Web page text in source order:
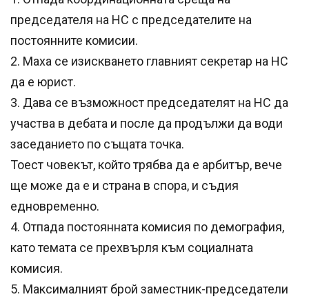
председателя на НС с председателите на
постоянните комисии.
2. Маха се изискването главният секретар на НС
да е юрист.
3. Дава се възможност председателят на НС да
участва в дебата и после да продължи да води
заседанието по същата точка.
Тоест човекът, който трябва да е арбитър, вече
ще може да е и страна в спора, и съдия
едновременно.
4. Отпада постоянната комисия по демография,
като темата се прехвърля към социалната
комисия.
5. Максималният брой заместник-председатели